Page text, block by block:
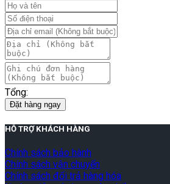
Tổng:
Đặt hàng ngay
HỖ TRỢ KHÁCH HÀNG
Chính sách bảo hành
Chính sách vận chuyển
Chính sách đổi trả hàng hóa